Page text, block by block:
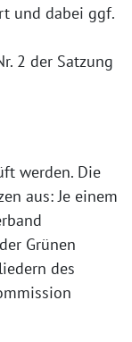
und dabei ggf.
2 der Satzung
werden. Die
aus: Je einem
Grünen
des